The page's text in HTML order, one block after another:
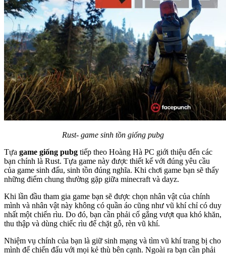
Rust- game sinh tồn giống pubg
Tựa game giống pubg tiếp theo Hoàng Hà PC giới thiệu đến các
bạn chính là Rust. Tựa game này được thiết kế với đúng yêu cầu
của game sinh đấu, sinh tồn đúng nghĩa. Khi chơi game bạn sẽ thấy
những điểm chung thường gặp giữa minecraft và dayz.
Khi lần đầu tham gia game bạn sẽ được chọn nhân vật của chính
mình và nhân vật này không có quần áo cũng như vũ khí chỉ có duy
nhất một chiến rìu. Do đó, bạn cần phải cố gắng vượt qua khó khăn,
thu thập và dùng chiếc rìu để chặt gỗ, rèn vũ khí.
Nhiệm vụ chính của bạn là giữ sinh mạng và tìm vũ khí trang bị cho
mình để chiến đấu với mọi kẻ thù bên cạnh. Ngoài ra bạn cần phải